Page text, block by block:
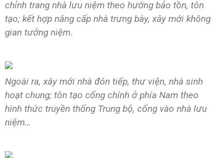
chỉnh trang nhà lưu niệm theo hướng bảo tồn, tôn
tạo; kết hợp nâng cấp nhà trưng bày, xây mới không
gian tưởng niệm.
Ngoài ra, xây mới nhà đón tiếp, thư viện, nhà sinh
hoạt chung; tôn tạo cổng chính ở phía Nam theo
hình thức truyền thống Trung bộ, cổng vào nhà lưu
niệm…